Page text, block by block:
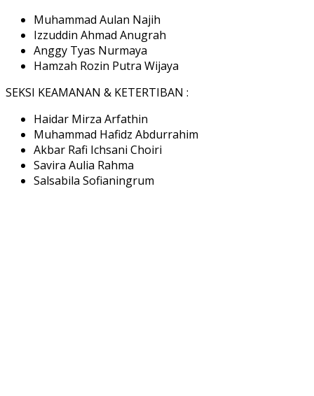
Muhammad Aulan Najih
Izzuddin Ahmad Anugrah
Anggy Tyas Nurmaya
Hamzah Rozin Putra Wijaya
SEKSI KEAMANAN & KETERTIBAN :
Haidar Mirza Arfathin
Muhammad Hafidz Abdurrahim
Akbar Rafi Ichsani Choiri
Savira Aulia Rahma
Salsabila Sofianingrum